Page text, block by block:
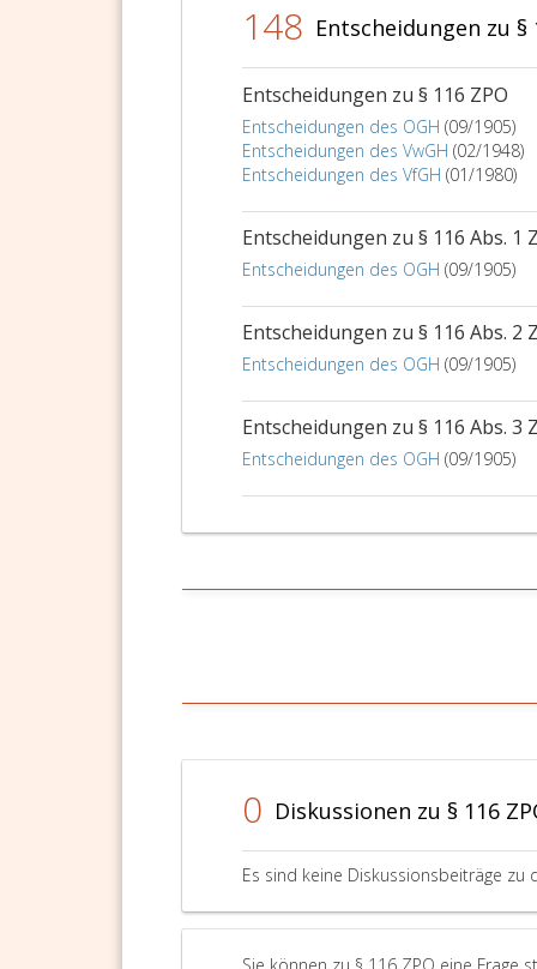
148 Entscheidungen zu §
Entscheidungen zu § 116 ZPO
Entscheidungen des OGH (09/1905)
Entscheidungen des VwGH (02/1948)
Entscheidungen des VfGH (01/1980)
Entscheidungen zu § 116 Abs. 1
Entscheidungen des OGH (09/1905)
Entscheidungen zu § 116 Abs. 2
Entscheidungen des OGH (09/1905)
Entscheidungen zu § 116 Abs. 3
Entscheidungen des OGH (09/1905)
0 Diskussionen zu § 116
Es sind keine Diskussionsbeiträge zu